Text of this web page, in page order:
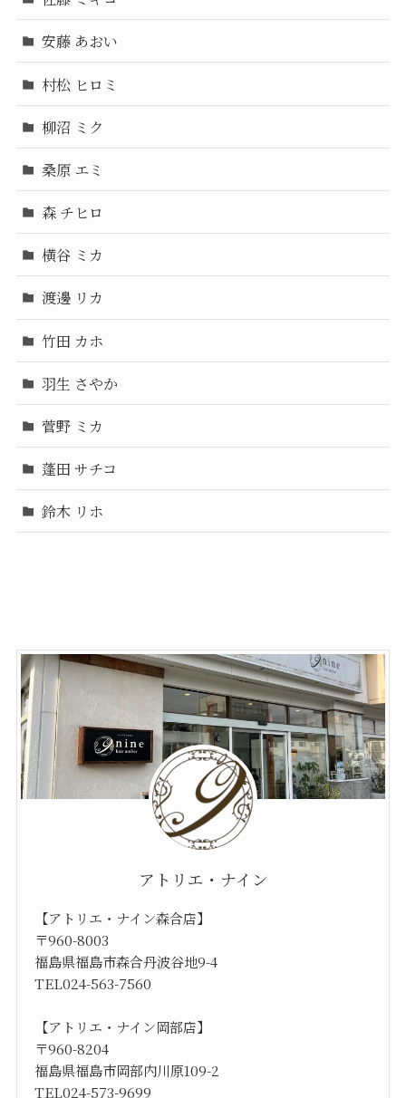
安藤 あおい
村松 ヒロミ
柳沼 ミク
桑原 エミ
森 チヒロ
横谷 ミカ
渡邊 リカ
竹田 カホ
羽生 さやか
菅野 ミカ
蓬田 サチコ
鈴木 リホ
アトリエ・ナイン
【アトリエ・ナイン森合店】
〒960-8003
福島県福島市森合丹波谷地9-4
TEL024-563-7560
【アトリエ・ナイン岡部店】
〒960-8204
福島県福島市岡部内川原109-2
TEL024-573-9699